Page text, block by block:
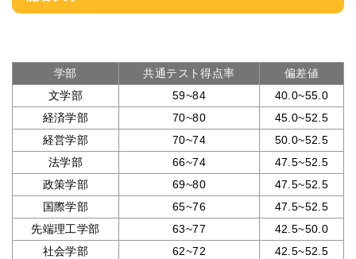
学部 共通テスト得点率
偏差値
文学部
59~84
40.0~55.0
経済学部
70~80
45.0~52.5
経営学部
70~74
50.0~52.5
法学部
66~74
47.5~52.5
政策学部
69~80
47.5~52.5
国際学部
65~76
47.5~52.5
先端理工学部
63~77
42.5~50.0
社会学部
62~72
42.5~52.5